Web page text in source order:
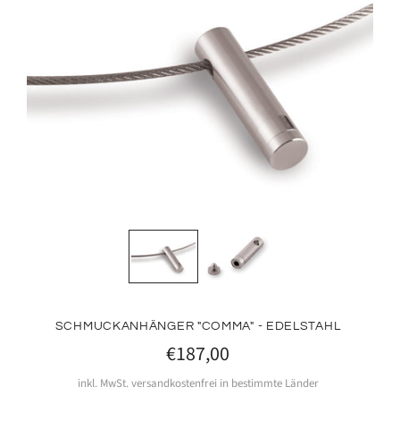
SCHMUCKANHÄNGER "COMMA" - EDELSTAHL
€187,00
inkl. MwSt. versandkostenfrei in bestimmte Länder